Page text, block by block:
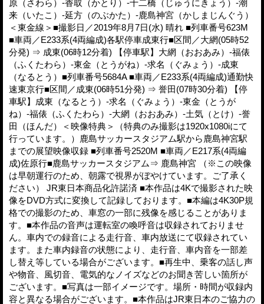
原（さわら）-香取（かとり）-十二橋（じゅうにきょう）-潮
来（いたこ）-延方（のぶかた）-鹿島神宮（かしまじんぐう）
＜東金線＞■撮影日／2019年8月7日(水) 晴れ ■列車番号623M
■車両／E233系(4両編成)各駅停車成東行■区間／大網(05時52
分発) ⇒ 成東(06時12分着) 【停車駅】大網（おおあみ）-福俵
（ふくたわら）-東金（とうがね）-求名（ぐみょう）-成東
（なるとう）■列車番号5684A ■車両／E233系(4両編成)通勤快
速東京行■区間／成東(06時51分発) ⇒ 誉田(07時30分着) 【停
車駅】成東（なるとう）-求名（ぐみょう）-東金（とうが
ね）-福俵（ふくたわら）-大網（おおあみ）-土気（とけ）-誉
田（ほんだ）＜映像特典＞（特典のみ撮影は1920x1080iにて
行っています。）鹿島サッカースタジアム駅から鹿島神宮駅
までの展望映像収録 ■列車番号2520M ■車両／E217系(4両編
成)佐原行■鹿島サッカースタジアム⇒ 鹿島神宮 （※この映像
は早朝運行のため、朝露で視界がぼやけています。ご了承く
ださい） JR東日本商品化許諾済 ■本作品は4Kで撮影された映
像をDVD方式に変換して記録しております。■本編は4K30P規
格での撮影のため、車窓の一部に残像を感じることがありま
す。■本作品の音声は運転室の喚呼音は収録されておりませ
ん。車内での録音による走行音、車内放送にて収録されてい
ます。また車内録音の状態により、走行音、車内音を一部差
し替え等している場合がございます。■再生中、乗客の話し声
や物音、風切音、電気的なノイズなどのお聞き苦しい箇所が
ございます。■写真は一部イメージです。場所・時間が収録内
容と異なる場合がございます。■本作品はJR東日本のご協力の